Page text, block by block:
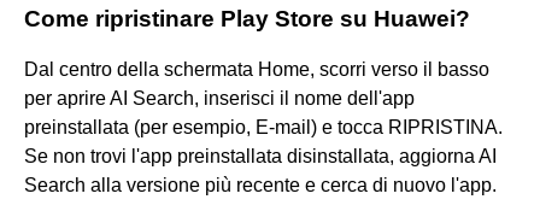
Come ripristinare Play Store su Huawei?
Dal centro della schermata Home, scorri verso il basso
per aprire AI Search, inserisci il nome dell'app
preinstallata (per esempio, E-mail) e tocca RIPRISTINA.
Se non trovi l'app preinstallata disinstallata, aggiorna AI
Search alla versione più recente e cerca di nuovo l'app.